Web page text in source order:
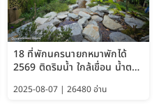
18 ที่พักนครนายกหมาพักได้
2569 ติดริมน้ำ ใกล้เขื่อน น้ำตก
ได้
2025-08-07 | 26480 อ่าน